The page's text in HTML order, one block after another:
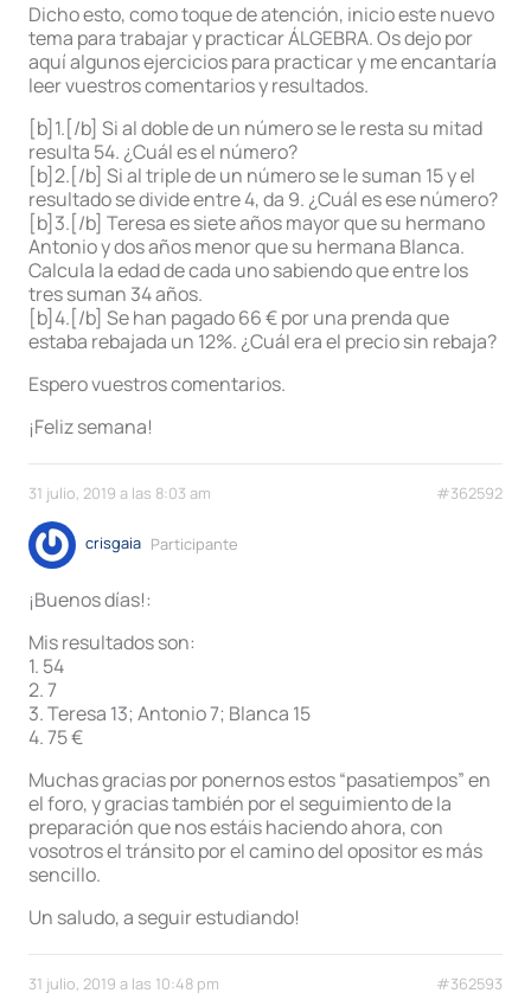
Dicho esto, como toque de atención, inicio este nuevo
tema para trabajar y practicar ÁLGEBRA. Os dejo por
aquí algunos ejercicios para practicar y me encantaría
leer vuestros comentarios y resultados.
[b]1.[/b] Si al doble de un número se le resta su mitad
resulta 54. ¿Cuál es el número?
[b]2.[/b] Si al triple de un número se le suman 15 y el
resultado se divide entre 4, da 9. ¿Cuál es ese número?
[b]3.[/b] Teresa es siete años mayor que su hermano
Antonio y dos años menor que su hermana Blanca.
Calcula la edad de cada uno sabiendo que entre los
tres suman 34 años.
[b]4.[/b] Se han pagado 66 € por una prenda que
estaba rebajada un 12%. ¿Cuál era el precio sin rebaja?
Espero vuestros comentarios.
¡Feliz semana!
31 julio, 2019 a las 8:03 am #362592
crisgaia Participante
¡Buenos días!:
Mis resultados son:
1. 54
2. 7
3. Teresa 13; Antonio 7; Blanca 15
4. 75 €
Muchas gracias por ponernos estos “pasatiempos” en
el foro, y gracias también por el seguimiento de la
preparación que nos estáis haciendo ahora, con
vosotros el tránsito por el camino del opositor es más
sencillo.
Un saludo, a seguir estudiando!
31 julio, 2019 a las 10:48 pm #362593